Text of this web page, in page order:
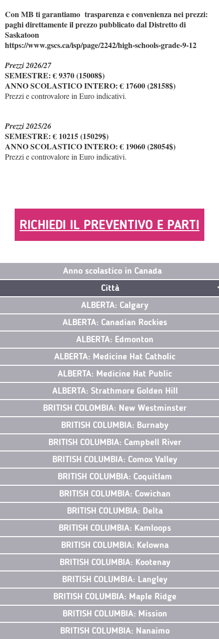
Con MB ti garantiamo trasparenza e convenienza nei prezzi:
paghi direttamente il prezzo pubblicato dal Distretto di
Saskatoon
https://www.gscs.ca/isp/page/2242/high-schools-grade-9-12
Prezzi 2026/27
SEMESTRE: € 9370 (15008$)
ANNO SCOLASTICO INTERO: € 17600 (28158$)
Prezzi e controvalore in Euro indicativi.
Prezzi 2025/26
SEMESTRE: € 10215 (15029$)
ANNO SCOLASTICO INTERO: € 19060 (28054$)
Prezzi e controvalore in Euro indicativi.
RICHIEDI IL PREVENTIVO E PARTI
Anno scolastico in Canada
Città
ALBERTA: Calgary
ALBERTA: Canadian Rockies
ALBERTA: Edmonton
ALBERTA: Medicine Hat Catholic
ALBERTA: Medicine Hat Public
ALBERTA: Strathmore Golden Hill
BRITISH COLOMBIA: New Westminster
BRITISH COLUMBIA: Burnaby
BRITISH COLUMBIA: Campbell River
BRITISH COLUMBIA: Comox Valley
BRITISH COLUMBIA: Coquitlam
BRITISH COLUMBIA: Cowichan
BRITISH COLUMBIA: Delta
BRITISH COLUMBIA: Kamloops
BRITISH COLUMBIA: Kelowna
BRITISH COLUMBIA: Kootenay
BRITISH COLUMBIA: Langley
BRITISH COLUMBIA: Maple Ridge
BRITISH COLUMBIA: Mission
BRITISH COLUMBIA: Nanaimo